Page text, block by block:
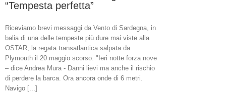
“Tempesta perfetta”
Riceviamo brevi messaggi da Vento di Sardegna, in
balia di una delle tempeste più dure mai viste alla
OSTAR, la regata transatlantica salpata da
Plymouth il 20 maggio scorso. "Ieri notte forza nove
– dice Andrea Mura - Danni lievi ma anche il rischio
di perdere la barca. Ora ancora onde di 6 metri.
Navigo [...]